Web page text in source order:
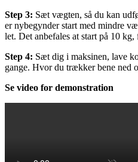
Step 3: Sæt vægten, så du kan
er nybegynder start med mindre
let. Det anbefales at start på 10
Step 4: Sæt dig i maksinen, lave
gange. Hvor du trækker bene ned
Se video for demonstration